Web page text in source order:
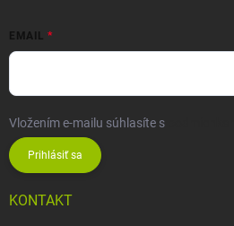
EMAIL
Vložením e-mailu súhlasíte s
Prihlásiť sa
KONTAKT